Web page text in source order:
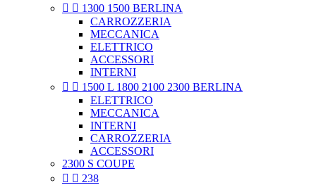
  1300 1500 BERLINA
CARROZZERIA
MECCANICA
ELETTRICO
ACCESSORI
INTERNI
  1500 L 1800 2100 2300 BERLINA
ELETTRICO
MECCANICA
INTERNI
CARROZZERIA
ACCESSORI
2300 S COUPE
  238